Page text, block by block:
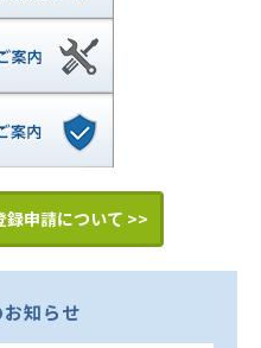
申請について >>
知らせ